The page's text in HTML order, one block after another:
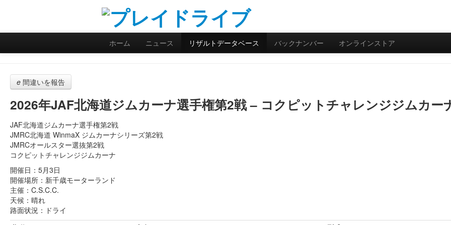
ホーム ニュース リザルトデータベース バックナンバー オンラインストア
e 間違いを報告
2026年JAF北海道ジムカーナ選手権第2戦 – コクピットチャレンジジムカー
JAF北海道ジムカーナ選手権第2戦
JMRC北海道 WinmaX ジムカーナシリーズ第2戦
JMRCオールスター選抜第2戦
コクピットチャレンジジムカーナ
開催日：5月3日
開催場所：新千歳モーターランド
主催：C.S.C.C.
天候：晴れ
路面状況：ドライ